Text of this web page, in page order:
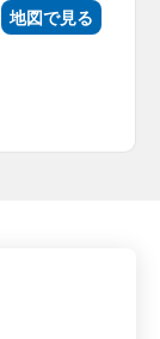
地図で見る